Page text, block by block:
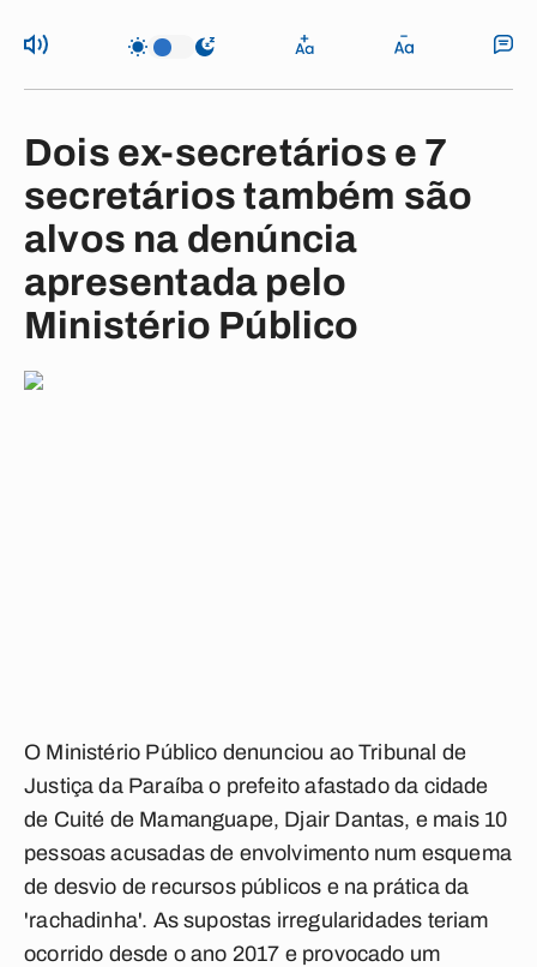
Dois ex-secretários e 7
secretários também são
alvos na denúncia
apresentada pelo
Ministério Público
O Ministério Público denunciou ao Tribunal de
Justiça da Paraíba o prefeito afastado da cidade
de Cuité de Mamanguape, Djair Dantas, e mais 10
pessoas acusadas de envolvimento num esquema
de desvio de recursos públicos e na prática da
'rachadinha'. As supostas irregularidades teriam
ocorrido desde o ano 2017 e provocado um